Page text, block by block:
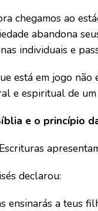
chegamos ao
abandona
individuais e
está em jogo não
e espiritual de
e o princípio
declarou:
ensinarás a teus